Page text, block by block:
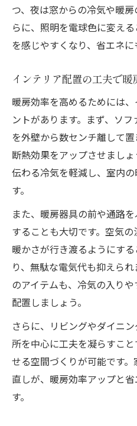
カーテンの重ね使
よう
木製や暖色アイテムで
効果
暖色トーンのイン
たかさ
リネンや木素材の
づくり
温もり感じるイン
ナチュラル素材の
立
隙間をつくるだけで体
インテリア配置の
理由
隙間を活用した省
体感温度を左右す
家具配置のちょっ
つ、夜は窓からの冷気や暖
らに、照明を電球色に変え
を感じやすくなり、省エネに
インテリア配置の工夫で
暖房効率を高めるためには
ントがあります。まず、ソ
を外壁から数センチ離して
断熱効果をアップさせまし
伝わる冷気を軽減し、室内
す。
また、暖房器具の前や通路
することも大切です。空気
暖かさが行き渡るようにす
り、無駄な電気代も抑えら
のアイテムも、冷気の入り
配置しましょう。
さらに、リビングやダイニ
所を中心に工夫を凝らすこ
せる空間づくりが可能です
直しが、暖房効率アップと
す。